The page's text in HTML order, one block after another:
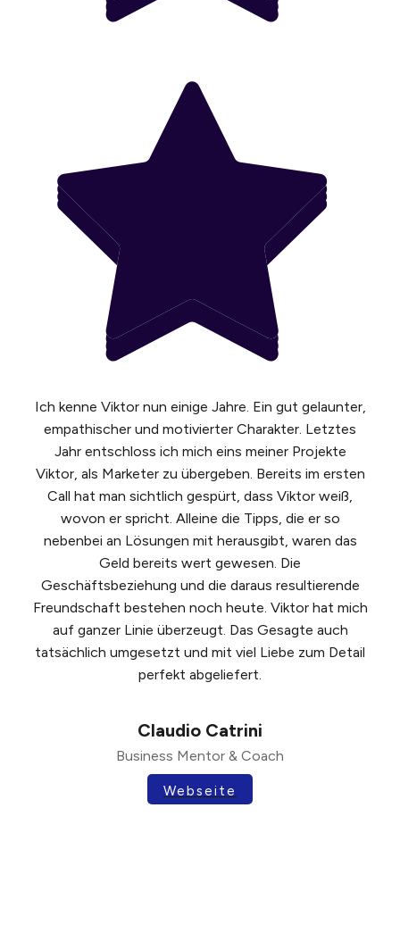
Ich kenne Viktor nun einige Jahre. Ein gut gelaunter,
empathischer und motivierter Charakter. Letztes
Jahr entschloss ich mich eins meiner Projekte
Viktor, als Marketer zu übergeben. Bereits im ersten
Call hat man sichtlich gespürt, dass Viktor weiß,
wovon er spricht. Alleine die Tipps, die er so
nebenbei an Lösungen mit herausgibt, waren das
Geld bereits wert gewesen. Die
Geschäftsbeziehung und die daraus resultierende
Freundschaft bestehen noch heute. Viktor hat mich
auf ganzer Linie überzeugt. Das Gesagte auch
tatsächlich umgesetzt und mit viel Liebe zum Detail
perfekt abgeliefert.
Claudio Catrini
Business Mentor & Coach
Webseite